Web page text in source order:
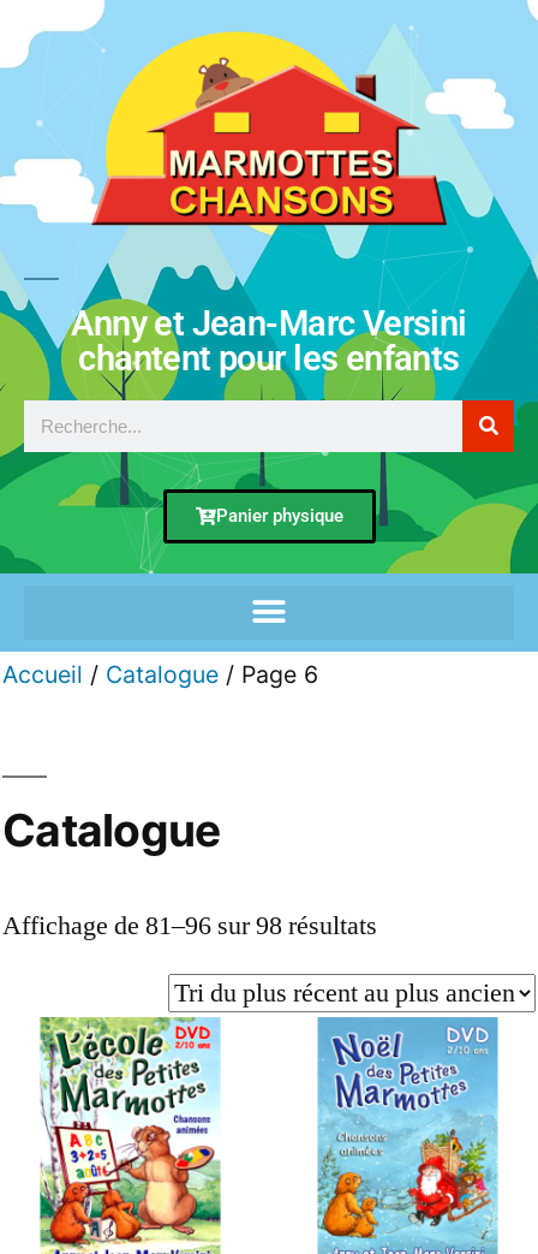
Anny et Jean-Marc Versini
chantent pour les enfants
Panier physique
Accueil / Catalogue / Page 6
Catalogue
Affichage de 81–96 sur 98 résultats